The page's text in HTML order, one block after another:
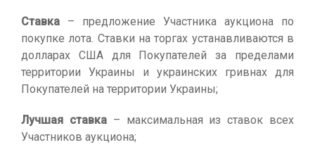
Ставка – предложение Участника аукциона по
покупке лота. Ставки на торгах устанавливаются в
долларах США для Покупателей за пределами
территории Украины и украинских гривнах для
Покупателей на территории Украины;
Лучшая ставка– максимальная из ставок всех
Участников аукциона;